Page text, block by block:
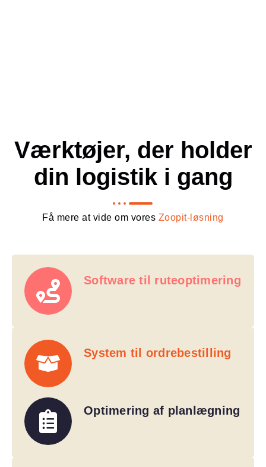
Værktøjer, der holder
din logistik i gang
Få mere at vide om vores Zoopit-løsning
Software til ruteoptimering
System til ordrebestilling
Optimering af planlægning